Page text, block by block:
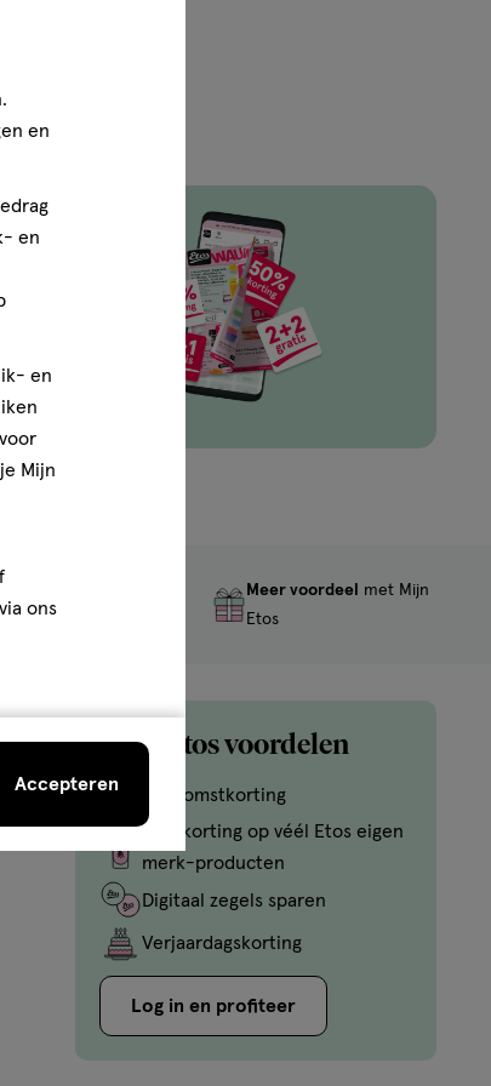
Meer voordeel
met Mijn
Etos
Mijn Etos voordelen
Welkomstkorting
10% korting op véél Etos eigen
merk-producten
Digitaal zegels sparen
Verjaardagskorting
Log in en profiteer
en
en
en
Mijn
ons
Accepteren